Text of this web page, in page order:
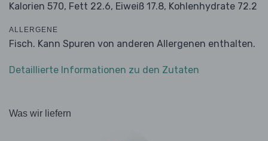
Kalorien 570, Fett 22.6, Eiweiß 17.8, Kohlenhydrate 72.2
ALLERGENE
Fisch. Kann Spuren von anderen Allergenen enthalten.
Detaillierte Informationen zu den Zutaten
Was wir liefern